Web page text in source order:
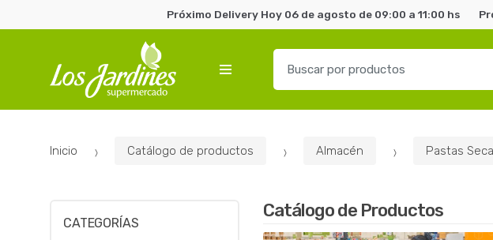
Próximo Delivery Hoy 06 de agosto de 09:00 a 11:00 hs
r
Inicio Catálogo de productos Almacén Pastas
Catálogo de Productos
CATEGORÍAS